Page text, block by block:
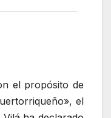
el propósito de
el